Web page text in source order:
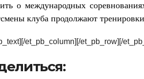
о международных
клуба продолжают
et_pb_column][/et_pb_row][/